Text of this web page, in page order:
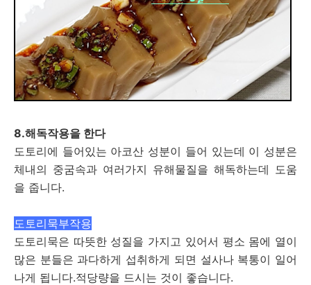
8.해독작용을 한다
도토리에 들어있는 아코산 성분이 들어 있는데 이 성분은
체내의 중굼속과 여러가지 유해물질을 해독하는데 도움
을 줍니다.
도토리묵부작용
도토리묵은 따뜻한 성질을 가지고 있어서 평소 몸에 열이
많은 분들은 과다하게 섭취하게 되면 설사나 복통이 일어
나게 됩니다.적당량을 드시는 것이 좋습니다.